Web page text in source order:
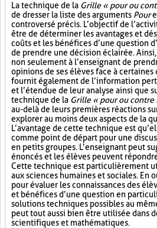
La technique de la Grille « pour ou
de dresser la liste des arguments Pour
controversé précis. L’objectif de
être de déterminer les avantages et
coûts et les bénéfices d’une question
de prendre une décision éclairée.
non seulement à l’enseignant de
opinions de ses élèves face à certaines
fournit également de l’information
et l’étendue de leur analyse ainsi que
technique de la Grille « pour ou contre
au-delà de leurs premières réactions
explorer au moins deux aspects de la
L’avantage de cette technique est
comme point de départ pour une
en petits groupes. L’enseignant peut
énoncés et les élèves peuvent
Cette technique est particulièrement
aux sciences humaines et sociales. En
pour évaluer les connaissances des
et bénéfices d’une question en
solutions techniques possibles au
peut tout aussi bien être utilisée dans
scientifiques et mathématiques.